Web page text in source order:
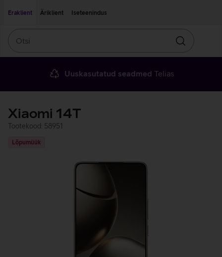
Eraklient
Äriklient Iseteenindus
Otsin
Uuskasutatud seadmed Telias
Xiaomi 14T
Tootekood: 58951
Lõpumüük